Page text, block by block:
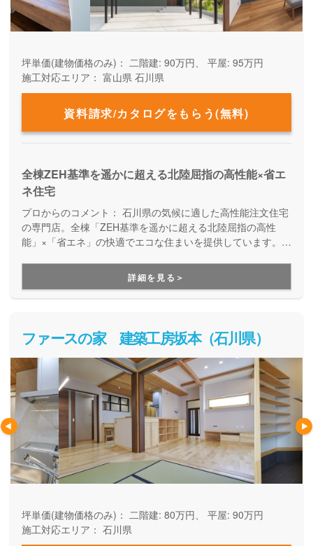
坪単価(建物価格のみ)： 二階建: 90万円、 平屋: 95万円
施工対応エリア： 富山県 石川県
資料請求/カタログをもらう(無料)
全棟ZEH基準を遥かに超える北陸屈指の高性能×省エ
ネ住宅
プロからのコメント： 石川県の気候に適した高性能注文住宅
の専門店。全棟「ZEH基準を遥かに超える北陸屈指の高性
能」×「省エネ」の快適でエコな住まいを提供しています。ア
くずっと先まで安心でき、お家のパートナーとして末長く頼
りになる住宅メーカーです。
詳細を見る＞
ファースの家 建築工房坂本（石川県）
坪単価(建物価格のみ)： 二階建: 80万円、 平屋: 90万円
施工対応エリア： 石川県